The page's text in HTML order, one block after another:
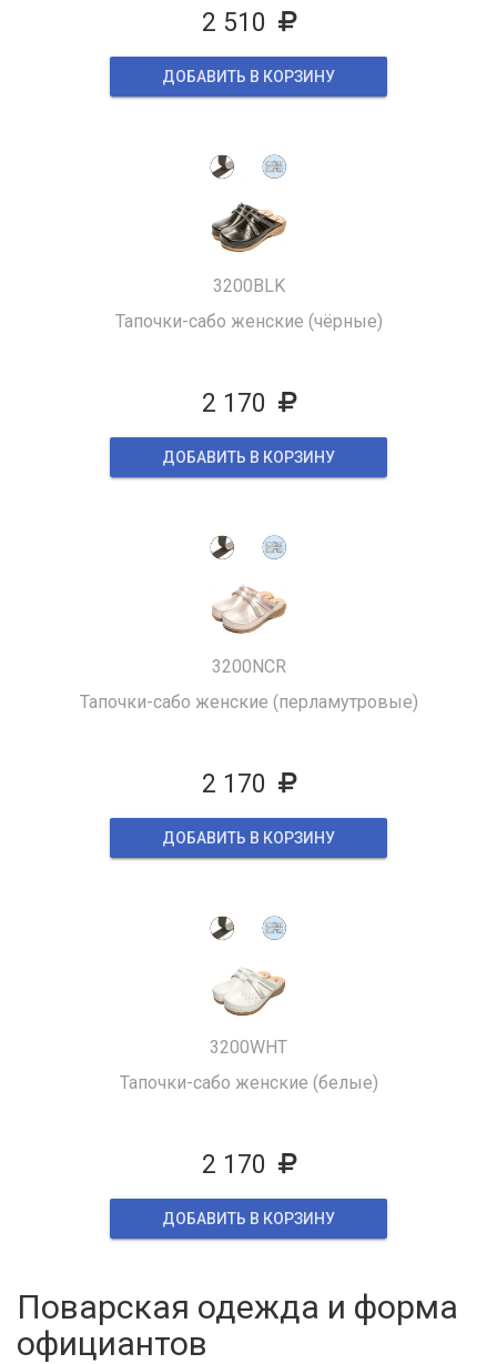
2 510
ДОБАВИТЬ В КОРЗИНУ
3200BLK
Тапочки-сабо женские (чёрные)
2 170
ДОБАВИТЬ В КОРЗИНУ
3200NCR
Тапочки-сабо женские (перламутровые)
2 170
ДОБАВИТЬ В КОРЗИНУ
3200WHT
Тапочки-сабо женские (белые)
2 170
ДОБАВИТЬ В КОРЗИНУ
Поварская одежда и форма
официантов